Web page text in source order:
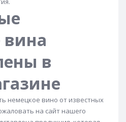
вино
Белое немецкое вино
Итальянские белые вина
Розовое вино
в
немецкое вино от известных
на сайт нашего